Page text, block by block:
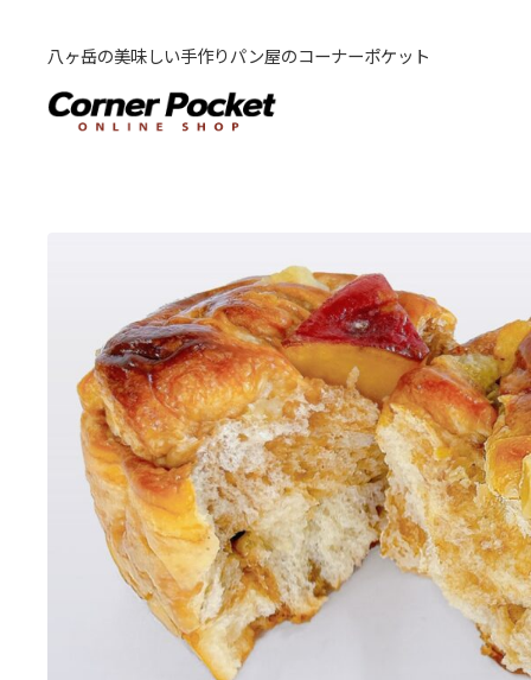
八ヶ岳の美味しい手作りパン屋のコーナーポケット